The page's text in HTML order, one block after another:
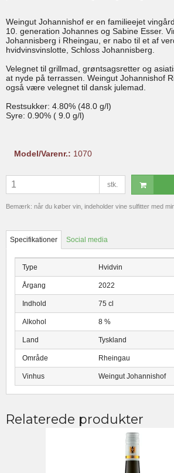
Weingut Johannishof er en familieejet
10. generation Johannes og Sabine Esser.
Johannisberg i Rheingau, er nabo til et af
hvidvinsvinslotte, Schloss Johannisberg.
Velegnet til grillmad, grøntsagsretter og
at nyde på terrassen. Weingut Johannishof
også være velegnet til dansk julemad.
Restsukker: 4.80% (48.0 g/l)
Syre: 0.90% ( 9.0 g/l)
Model/Varenr.: 1070
stk.
Bemærk: når du køber vin, indeholder vine sulfitter med
Specifikationer Social media
Type Hvidvin
Årgang 2022
Indhold 75 cl
Alkohol 8 %
Land Tyskland
Område Rheingau
Vinhus Weingut Johannishof
Relaterede produkter